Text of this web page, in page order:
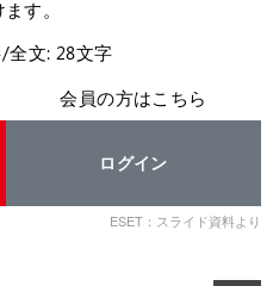
す。
全文: 28文字
会員の方はこちら
ログイン
ESET：スライド資料より